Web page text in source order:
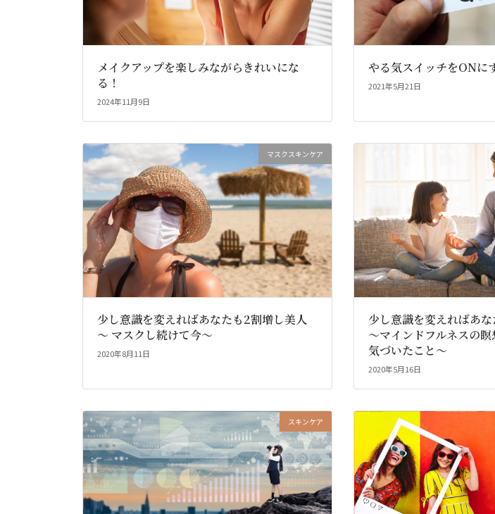
メイクアップを楽しみながらきれいにな
る！
2024年11月9日
やる気スイッチをONに
2021年5月21日
マスクスキンケア
少し意識を変えればあなたも2割増し美人
～ マスクし続けて今～
2020年8月11日
少し意識を変えればあ
～マインドフルネスの
気づいたこと～
2020年5月16日
スキンケア